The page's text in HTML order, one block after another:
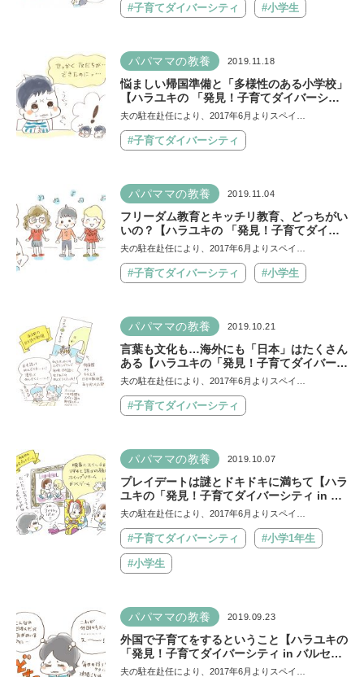
#子育てダイバーシティ #小学生
パパママの教養 2019.11.18
悩ましい帰国準備と「多様性のある小学校」
【ハラユキの 「発見！子育てダイバーシテ
ィ in バルセロナ」20】
夫の駐在赴任により、2017年6月よりスペイ…
#子育てダイバーシティ
パパママの教養 2019.11.04
フリーダム教育とキッチリ教育、どっちがい
いの？【ハラユキの 「発見！子育てダイバ
ーシティ in バルセロナ」19】
夫の駐在赴任により、2017年6月よりスペイ…
#子育てダイバーシティ #小学生
パパママの教養 2019.10.21
言葉も文化も…海外にも「日本」はたくさん
ある【ハラユキの「発見！子育てダイバーシ
ティ in バルセロナ」18】
夫の駐在赴任により、2017年6月よりスペイ…
#子育てダイバーシティ
パパママの教養 2019.10.07
プレイデートは謎とドキドキに満ちて【ハラ
ユキの「発見！子育てダイバーシティ in バ
ルセロナ」17】
夫の駐在赴任により、2017年6月よりスペイ…
#子育てダイバーシティ #小学1年生
#小学生
パパママの教養 2019.09.23
外国で子育てをするということ【ハラユキの
「発見！子育てダイバーシティ in バルセロ
ナ」16】
夫の駐在赴任により、2017年6月よりスペイ…